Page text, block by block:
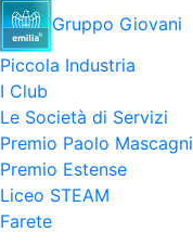
Gruppo Giovani
Piccola Industria
I Club
Le Società di Servizi
Premio Paolo Mascagni
Premio Estense
Liceo STEAM
Farete